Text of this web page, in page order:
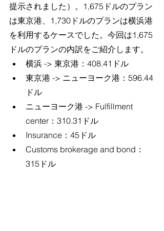
提示されました）。1,675ドルのプラン
は東京港、1,730ドルのプランは横浜港
を利用するケースでした。今回は1,675
ドルのプランの内訳をご紹介します。
横浜 -> 東京港：408.41ドル
東京港 -> ニューヨーク港：596.44
ドル
ニューヨーク港 -> Fulfillment
center：310.31ドル
Insurance：45ドル
Customs brokerage and bond：
315ドル